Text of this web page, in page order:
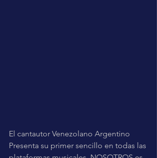
El cantautor Venezolano Argentino
Presenta su primer sencillo en todas las